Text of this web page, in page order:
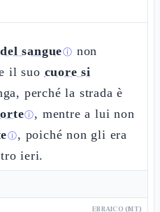
sangueⓘ non
il suo cuore si
perché la strada è
ⓘ, mentre a lui non
ⓘ, poiché non gli era
ieri.
EBRAICO (MT)